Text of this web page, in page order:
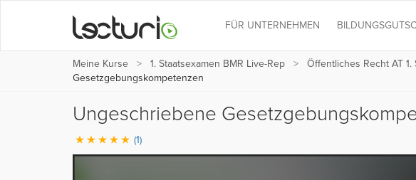
FÜR UNTERNEHMEN
Meine Kurse 1. Staatsexamen BMR Live-Rep Öffentliches Recht AT 1.
Gesetzgebungskompetenzen
Ungeschriebene
(1)